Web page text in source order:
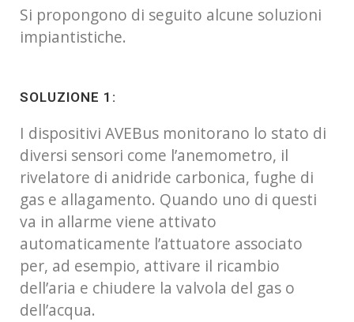
Si propongono di seguito alcune soluzioni
impiantistiche.
SOLUZIONE 1:
I dispositivi AVEBus monitorano lo stato di
diversi sensori come l’anemometro, il
rivelatore di anidride carbonica, fughe di
gas e allagamento. Quando uno di questi
va in allarme viene attivato
automaticamente l’attuatore associato
per, ad esempio, attivare il ricambio
dell’aria e chiudere la valvola del gas o
dell’acqua.